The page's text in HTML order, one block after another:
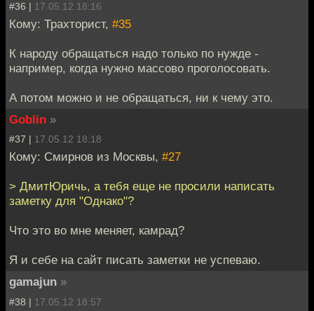
#36 | 17.05.12 18:16
Кому: Трахторист, #35
К народу обращаться надо только по нужде -
например, когда нужно массово проголосовать.
А потом можно и не обращаться, ни к чему это.
Goblin »
#37 | 17.05.12 18:18
Кому: Смирнов из Москвы, #27
> ДмитЮричь, а тебя еще не просили написать
заметку для "Однако"?
Что это во мне меняет, камрад?
Я и себе на сайт писать заметки не успеваю.
gamajun »
#38 | 17.05.12 18:57